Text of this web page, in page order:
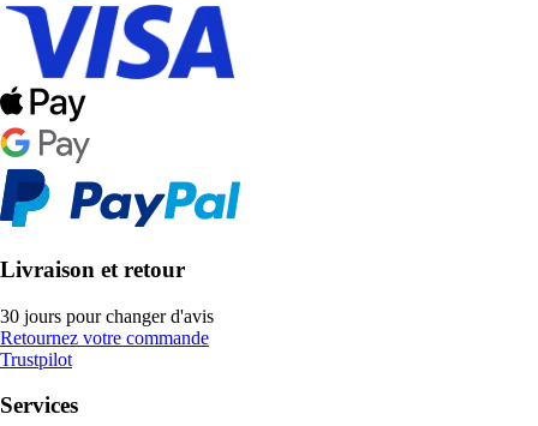
Livraison et retour
30 jours pour changer d'avis
Retournez votre commande
Trustpilot
Services